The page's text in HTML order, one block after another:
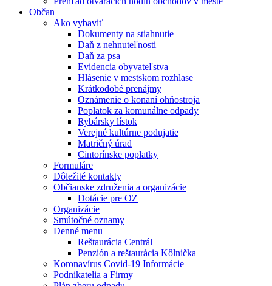
Občan
Ako vybaviť
Dokumenty na stiahnutie
Daň z nehnuteľnosti
Daň za psa
Evidencia obyvateľstva
Hlásenie v mestskom rozhlase
Krátkodobé prenájmy
Oznámenie o konaní ohňostroja
Poplatok za komunálne odpady
Rybársky lístok
Verejné kultúrne podujatie
Matričný úrad
Cintorínske poplatky
Formuláre
Dôležité kontakty
Občianske združenia a organizácie
Dotácie pre OZ
Organizácie
Smútočné oznamy
Denné menu
Reštaurácia Centrál
Penzión a reštaurácia Kôlnička
Koronavírus Covid-19 Informácie
Podnikatelia a Firmy